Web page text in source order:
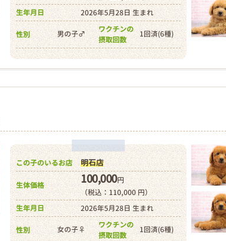
生年月日
2026年5月28日 生まれ
性別 男の子♂
ワクチンの
摂取回数
1回済(6種)
この子のいるお店 明石店
生体価格 100,000円
（税込：110,000 円）
生年月日
2026年5月28日 生まれ
性別 女の子♀
ワクチンの
摂取回数
1回済(6種)